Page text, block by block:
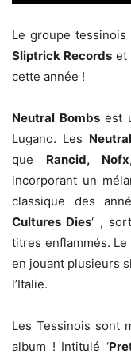
Le groupe tessinois
Sliptrick Recordset
cette année !
Neutral Bombs est
Lugano. Les
que Rancid,
incorporant un
classique des
Cultures Dies‘ ,
titres enflammés.
en jouant plusieurs
l’Italie.
Les Tessinois sont
album ! Intitulé ‘